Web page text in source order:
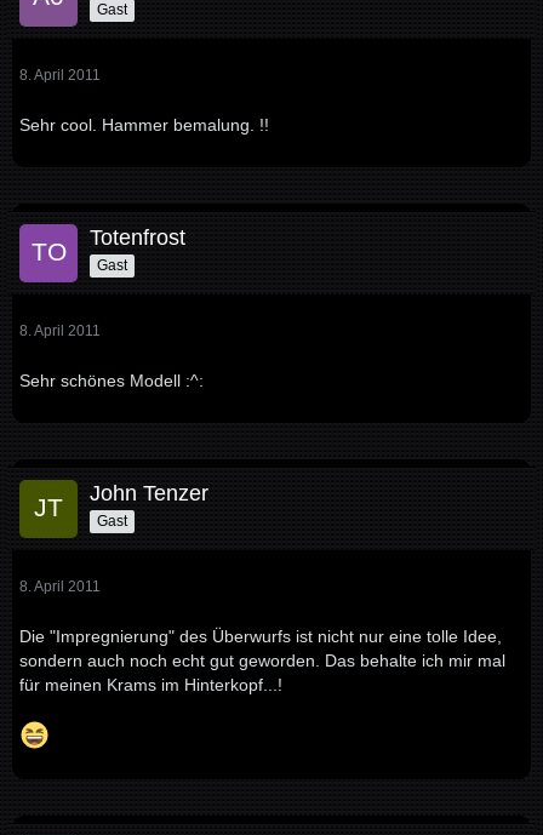
Gast
8. April 2011
Sehr cool. Hammer bemalung. !!
Totenfrost
Gast
8. April 2011
Sehr schönes Modell :^:
John Tenzer
Gast
8. April 2011
Die "Impregnierung" des Überwurfs ist nicht nur eine tolle Idee,
sondern auch noch echt gut geworden. Das behalte ich mir mal
für meinen Krams im Hinterkopf...!